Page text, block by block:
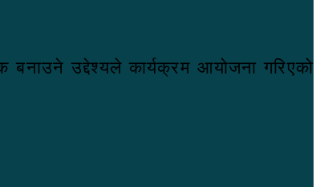
बनाउने उद्देश्यले कार्यक्रम आयोजना गरिएको